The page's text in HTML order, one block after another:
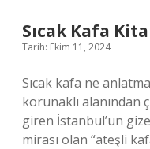
Sıcak Kafa
Tarih: Ekim 11, 2024
Sıcak kafa ne
korunaklı alanından
giren İstanbul’un
mirası olan “ateşli